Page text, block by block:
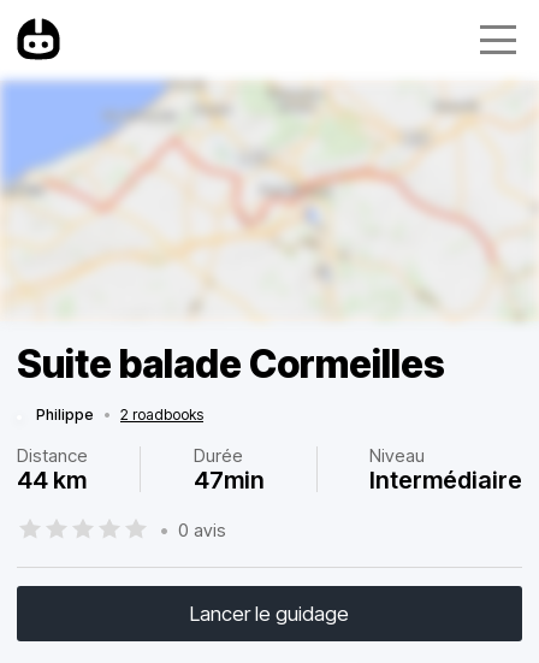
Suite balade Cormeilles
Philippe • 2 roadbooks
Distance
44 km
Durée
47min
Niveau
Intermédiaire
• 0 avis
Lancer le guidage